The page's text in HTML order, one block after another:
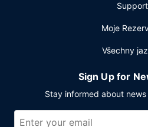
Support
Moje
Všechny
Sign Up for
Stay informed about